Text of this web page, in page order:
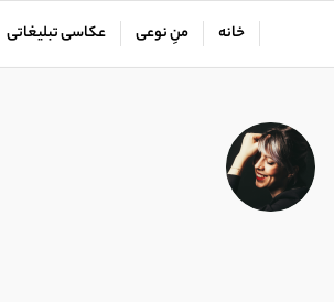
خانه منِ نوعی عکاسی تبلیغاتی